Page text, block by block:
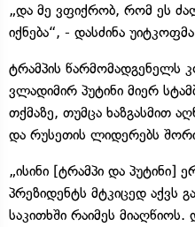
„და მე ვფიქრობ, რომ ეს
იქნება“, - დასძინა
ტრამპის წარმომადგენელს
ვლადიმირ პუტინი მიერ
თქმაზე, თუმცა ხაზგასმით
და რუსეთის ლიდერებს
„ისინი [ტრამპი და პუტინი]
პრეზიდენტს მტკიცედ აქვს
საკითხში რაიმეს